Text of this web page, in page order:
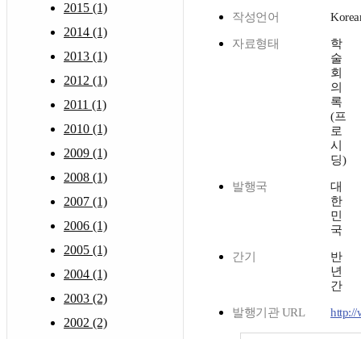
2015 (1)
2014 (1)
2013 (1)
2012 (1)
2011 (1)
2010 (1)
2009 (1)
2008 (1)
2007 (1)
2006 (1)
2005 (1)
2004 (1)
2003 (2)
2002 (2)
작성언어
자료형태
학
술
회
의
록
(프
로
시
딩)
발행국
대
한
민
국
간기
반
년
간
발행기관 URL http://